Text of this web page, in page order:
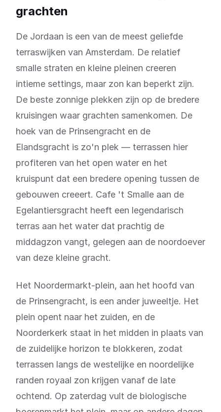
grachten
De Jordaan is een van de meest geliefde
terraswijken van Amsterdam. De relatief
smalle straten en kleine pleinen creeren
intieme settings, maar zon kan beperkt zijn.
De beste zonnige plekken zijn op de bredere
kruisingen waar grachten samenkomen. De
hoek van de Prinsengracht en de
Elandsgracht is zo'n plek — terrassen hier
profiteren van het open water en het
kruispunt dat een bredere opening tussen de
gebouwen creeert. Cafe 't Smalle aan de
Egelantiersgracht heeft een legendarisch
terras aan het water dat prachtig de
middagzon vangt, gelegen aan de noordoever
van deze kleine gracht.
Het Noordermarkt-plein, aan het hoofd van
de Prinsengracht, is een ander juweeltje. Het
plein opent naar het zuiden, en de
Noorderkerk staat in het midden in plaats van
de zuidelijke horizon te blokkeren, zodat
terrassen langs de westelijke en noordelijke
randen royaal zon krijgen vanaf de late
ochtend. Op zaterdag vult de biologische